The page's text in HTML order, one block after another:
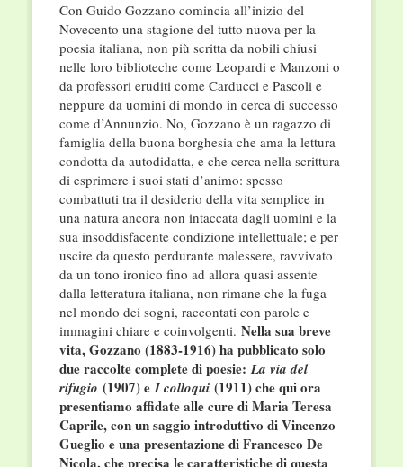
Con Guido Gozzano comincia all’inizio del
Novecento una stagione del tutto nuova per la
poesia italiana, non più scritta da nobili chiusi
nelle loro biblioteche come Leopardi e Manzoni o
da professori eruditi come Carducci e Pascoli e
neppure da uomini di mondo in cerca di successo
come d’Annunzio. No, Gozzano è un ragazzo di
famiglia della buona borghesia che ama la lettura
condotta da autodidatta, e che cerca nella scrittura
di esprimere i suoi stati d’animo: spesso
combattuti tra il desiderio della vita semplice in
una natura ancora non intaccata dagli uomini e la
sua insoddisfacente condizione intellettuale; e per
uscire da questo perdurante malessere, ravvivato
da un tono ironico fino ad allora quasi assente
dalla letteratura italiana, non rimane che la fuga
nel mondo dei sogni, raccontati con parole e
immagini chiare e coinvolgenti. Nella sua breve
vita, Gozzano (1883-1916) ha pubblicato solo
due raccolte complete di poesie:La via del
rifugio (1907) eI colloqui(1911) che qui ora
presentiamo affidate alle cure di Maria Teresa
Caprile, con un saggio introduttivo di Vincenzo
Gueglio e una presentazione di Francesco De
Nicola, che precisa le caratteristiche di questa